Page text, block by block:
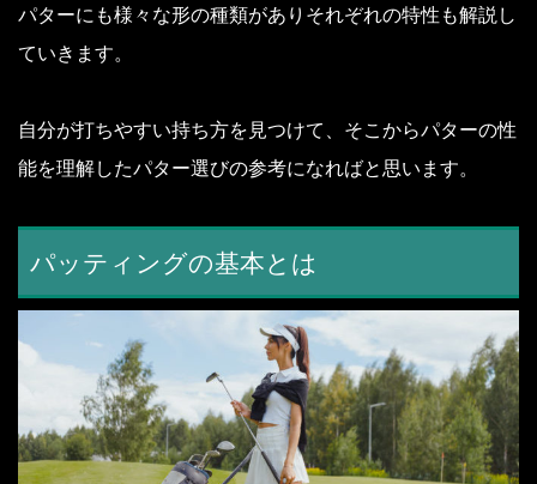
パターにも様々な形の種類がありそれぞれの特性も解説し
ていきます。
自分が打ちやすい持ち方を見つけて、そこからパターの性
能を理解したパター選びの参考になればと思います。
パッティングの基本とは